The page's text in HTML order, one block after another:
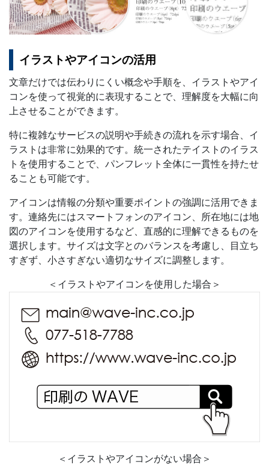
イラストやアイコンの活用
文章だけでは伝わりにくい概念や手順を、イラストやアイ
コンを使って視覚的に表現することで、理解度を大幅に向
上させることができます。
特に複雑なサービスの説明や手続きの流れを示す場合、イ
ラストは非常に効果的です。統一されたテイストのイラス
トを使用することで、パンフレット全体に一貫性を持たせ
ることも可能です。
アイコンは情報の分類や重要ポイントの強調に活用できま
す。連絡先にはスマートフォンのアイコン、所在地には地
図のアイコンを使用するなど、直感的に理解できるものを
選択します。サイズは文字とのバランスを考慮し、目立ち
すぎず、小さすぎない適切なサイズに調整します。
＜イラストやアイコンを使用した場合＞
＜イラストやアイコンがない場合＞